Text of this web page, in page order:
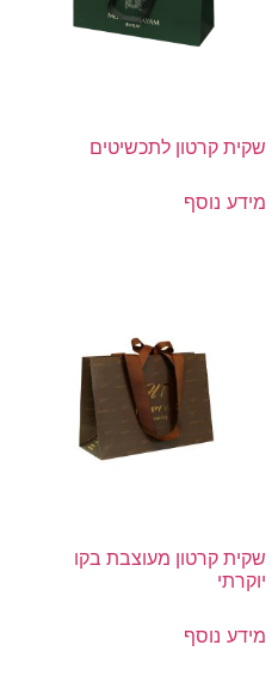
שקית קרטון לתכשיטים
מידע נוסף
שקית קרטון מעוצבת בקו
יוקרתי
מידע נוסף